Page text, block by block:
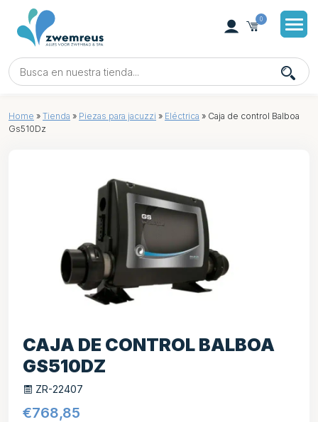
0
Home » Tienda » Piezas para jacuzzi » Eléctrica » Caja de control Balboa
Gs510Dz
CAJA DE CONTROL BALBOA
GS510DZ
ZR-22407
€768,85